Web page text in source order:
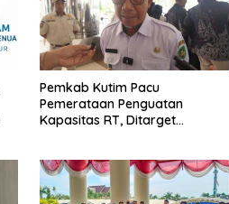
Pemkab Kutim Pacu
Pemerataan Penguatan
Kapasitas RT, Ditarget